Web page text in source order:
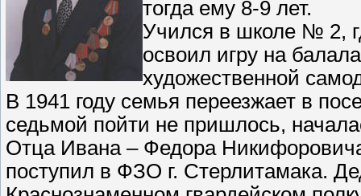
тогда ему 8-9 лет.
Учился в школе № 2,
освоил игру на
художественной
В 1941 году семья переезжает в
седьмой пойти не пришлось,
Отца Ивана – Федора
поступил в ФЗО г. Стерлитамака.